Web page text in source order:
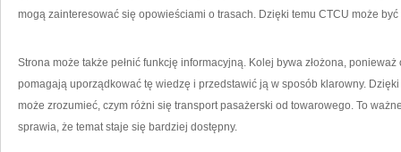
mogą zainteresować się opowieściami o trasach. Dzięki temu CTCU może
Strona może także pełnić funkcję informacyjną. Kolej bywa złożona,
pomagają uporządkować tę wiedzę i przedstawić ją w sposób klarowny.
może zrozumieć, czym różni się transport pasażerski od towarowego. To
sprawia, że temat staje się bardziej dostępny.